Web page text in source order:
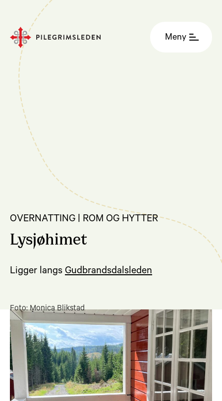
Meny
OVERNATTING | ROM OG HYTTER
Lysjøhimet
Ligger langs Gudbrandsdalsleden
Foto: Monica Blikstad